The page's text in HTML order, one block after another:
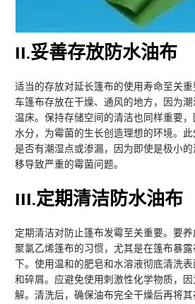
II.妥善存放防水油布
适当的存放对延长篷布的使用寿命至关
车篷布存放在干燥、通风的地方，因为
温床。保持存储空间的清洁也同样重要
水分，为霉菌的生长创造理想的环境。
是否有潮湿点或渗漏，因为即使是极小
移导致严重的霉菌问题。
III.定期清洁防水油布
定期清洁对防止篷布发霉至关重要。要
聚氯乙烯篷布的习惯，尤其是在篷布暴
下。使用温和的肥皂和水溶液彻底清洗
和碎屑。应避免使用刺激性化学物质，
解。清洗后，确保油布完全干燥后再将